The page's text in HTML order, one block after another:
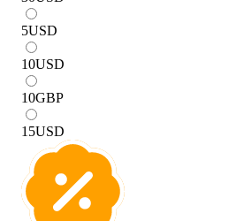
5USD
10USD
10GBP
15USD